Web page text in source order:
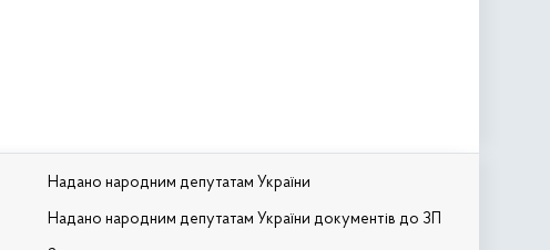
Надано народним депутатам України
Надано народним депутатам України документів до ЗП